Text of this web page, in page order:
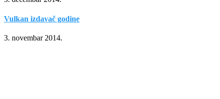
Vulkan izdavač godine
3. novembar 2014.